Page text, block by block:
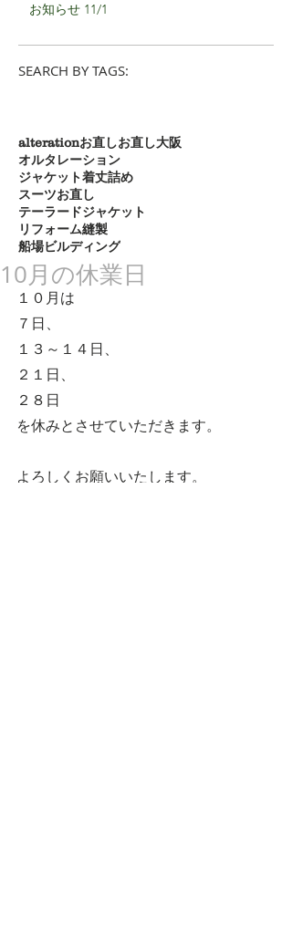
お知らせ 11/1
SEARCH BY TAGS:
alterationお直しお直し大阪
オルタレーション
ジャケット着丈詰め
スーツお直し
テーラードジャケット
リフォーム縫製
船場ビルディング
10月の休業日
１０月は
７日、
１３～１４日、
２１日、
２８日
を休みとさせていただきます。
よろしくお願いいたします。